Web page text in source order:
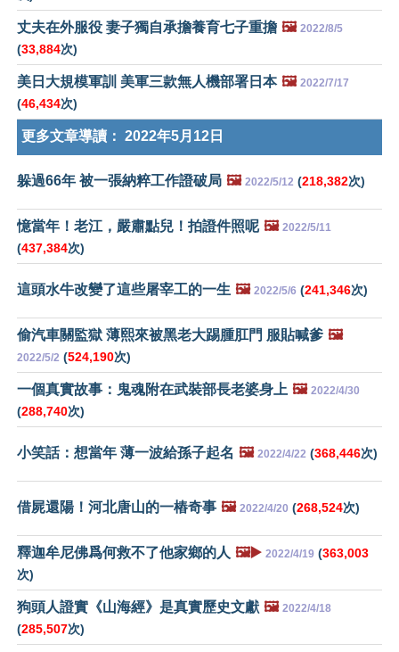
丈夫在外服役 妻子獨自承擔養育七子重擔 🖼️ 2022/8/5
(33,884次)
美日大規模軍訓 美軍三款無人機部署日本 🖼️ 2022/7/17
(46,434次)
更多文章導讀： 2022年5月12日
躲過66年 被一張納粹工作證破局 🖼️ 2022/5/12 (218,382次)
憶當年！老江，嚴肅點兒！拍證件照呢 🖼️ 2022/5/11
(437,384次)
這頭水牛改變了這些屠宰工的一生 🖼️ 2022/5/6 (241,346次)
偷汽車關監獄 薄熙來被黑老大踢腫肛門 服貼喊爹 🖼️
2022/5/2 (524,190次)
一個真實故事：鬼魂附在武裝部長老婆身上 🖼️ 2022/4/30
(288,740次)
小笑話：想當年 薄一波給孫子起名 🖼️ 2022/4/22 (368,446次)
借屍還陽！河北唐山的一樁奇事 🖼️ 2022/4/20 (268,524次)
釋迦牟尼佛爲何救不了他家鄉的人 🖼️▶️ 2022/4/19 (363,003
次)
狗頭人證實《山海經》是真實歷史文獻 🖼️ 2022/4/18
(285,507次)